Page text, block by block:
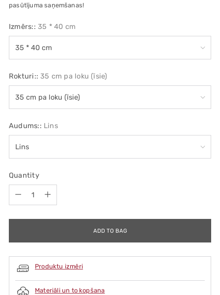
pasūtījuma saņemšanas!
Izmērs:: 35 * 40 cm
Rokturi::35 cm pa loku (īsie)
Audums:: Lins
Quantity
ADD TO BAG
Produktu izmēri
Materiāli un to kopšana